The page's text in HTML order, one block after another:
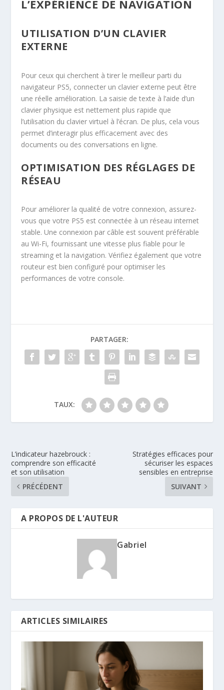
L’EXPÉRIENCE DE NAVIGATION
UTILISATION D’UN CLAVIER
EXTERNE
Pour ceux qui cherchent à tirer le meilleur parti du
navigateur PS5, connecter un clavier externe peut être
une réelle amélioration. La saisie de texte à l’aide d’un
clavier physique est nettement plus rapide que
l’utilisation du clavier virtuel à l’écran. De plus, cela vous
permet d’interagir plus efficacement avec des
documents ou des conversations en ligne.
OPTIMISATION DES RÉGLAGES DE
RÉSEAU
Pour améliorer la qualité de votre connexion, assurez-
vous que votre PS5 est connectée à un réseau internet
stable. Une connexion par câble est souvent préférable
au Wi-Fi, fournissant une vitesse plus fiable pour le
streaming et la navigation. Vérifiez également que votre
routeur est bien configuré pour optimiser les
performances de votre console.
PARTAGER:
TAUX:
L’indicateur hazebrouck :
comprendre son efficacité
et son utilisation
PRÉCÉDENT
Stratégies efficaces pour
sécuriser les espaces
sensibles en entreprise
SUIVANT
A PROPOS DE L'AUTEUR
Gabriel
ARTICLES SIMILAIRES